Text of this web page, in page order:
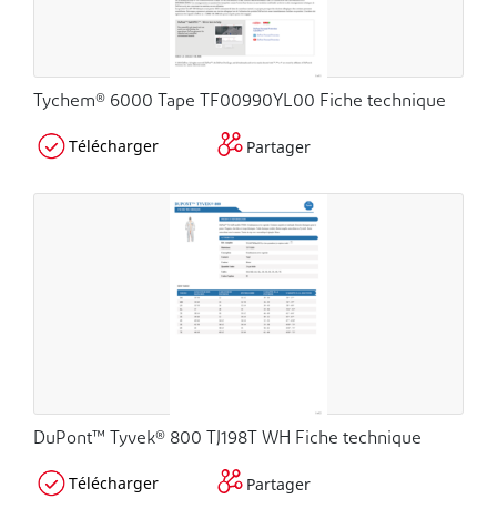
Tychem® 6000 Tape TF00990YL00 Fiche technique
Télécharger Partager
DuPont™ Tyvek® 800 TJ198T WH Fiche technique
Télécharger Partager